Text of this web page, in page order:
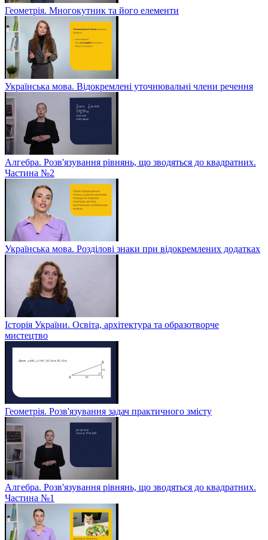
Геометрія. Многокутник та його елементи
Українська мова. Відокремлені уточнювальні члени речення
Алгебра. Розв'язування рівнянь, що зводяться до квадратних.
Частина №2
Українська мова. Розділові знаки при відокремлених додатках
Історія України. Освіта, архітектура та образотворче
мистецтво
Геометрія. Розв'язування задач практичного змісту
Алгебра. Розв'язування рівнянь, що зводяться до квадратних.
Частина №1